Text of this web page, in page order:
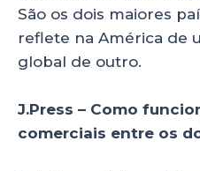
São os dois maiores
reflete na América de
global de outro.
J.Press – Como
comerciais entre os